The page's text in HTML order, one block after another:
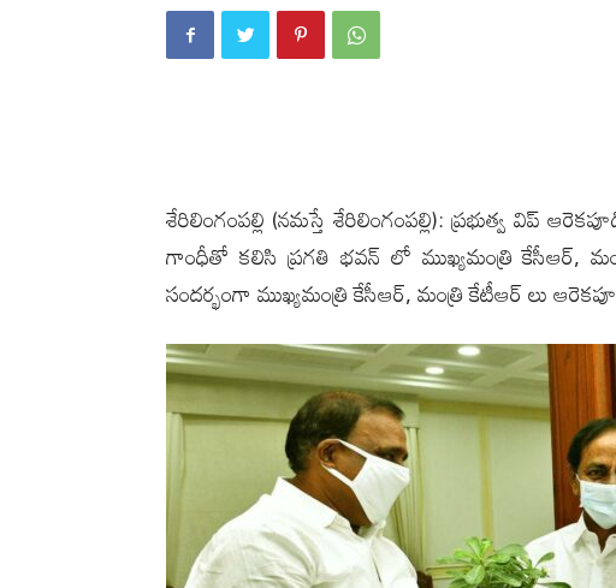
శేరిలింగంప‌ల్లి (న‌మ‌స్తే శేరిలింగంప‌ల్లి): ప్రభుత్వ విప్
గాంధీతో కలిసి ప్రగతి భవన్ లో ముఖ్యమంత్రి కేసీఆర్,
సందర్భంగా ముఖ్యమంత్రి కేసీఆర్, మంత్రి కేటీఆర్ లు